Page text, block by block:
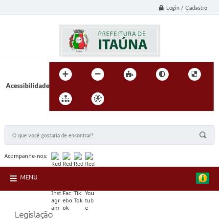
Login / Cadastro
Acessibilidade
Acompanhe-nos:
MENU
Legislação